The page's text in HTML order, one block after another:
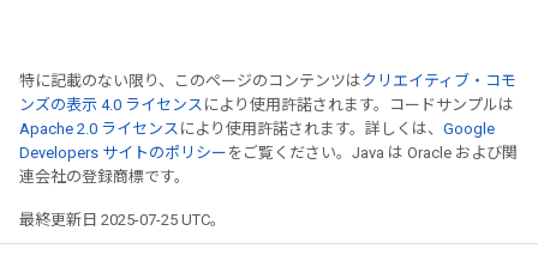
特に記載のない限り、このページのコンテンツはクリエイティブ・コモ
ンズの表示 4.0 ライセンス により使用許諾されます。コードサンプルは
Apache 2.0 ライセンス により使用許諾されます。詳しくは、 Google
Developers サイトのポリシー をご覧ください。Java は Oracle および関
連会社の登録商標です。
最終更新日 2025-07-25 UTC。